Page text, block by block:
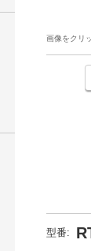
画像をクリ
型番: